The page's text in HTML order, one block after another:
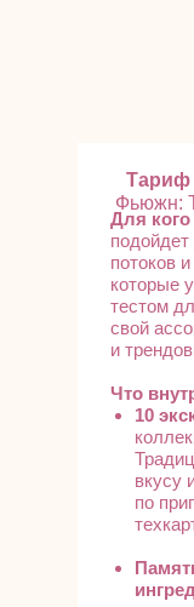
Для кого
потоков
которые
тестом
свой
и
Что
10
вкусу
по
Тариф
Фьюжн: